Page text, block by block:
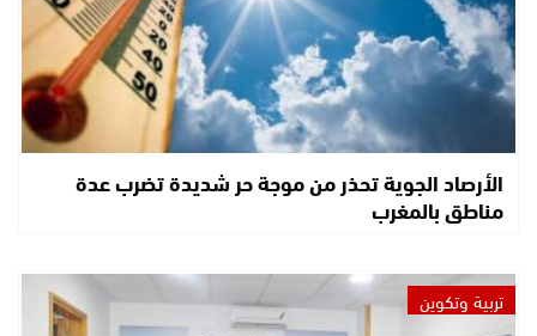
الأرصاد الجوية تحذر من موجة حر شديدة تضرب عدة
مناطق بالمغرب
تربية وتكوين